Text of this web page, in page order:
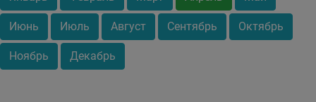
Июнь Июль Август Сентябрь Октябрь
Ноябрь Декабрь